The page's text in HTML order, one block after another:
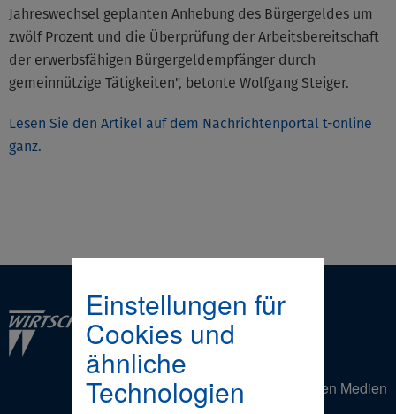
Einstellungen für
Cookies und
ähnliche
Technologien
Jahreswechsel geplanten Anhebung des Bürgergeldes um
zwölf Prozent und die Überprüfung der Arbeitsbereitschaft
der erwerbsfähigen Bürgergeldempfänger durch
gemeinnützige Tätigkeiten", betonte Wolfgang Steiger.
Lesen Sie den Artikel auf dem Nachrichtenportal t-online
ganz.
Der Wirtschaftsrat in den Sozialen Medien